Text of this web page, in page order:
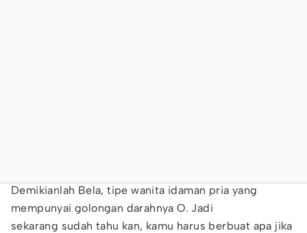
Demikianlah Bela, tipe wanita idaman pria yang
mempunyai golongan darahnya O. Jadi
sekarang sudah tahu kan, kamu harus berbuat apa jika